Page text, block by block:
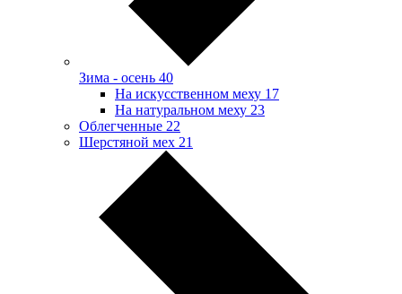
Зима - осень 40
На искусственном меху 17
На натуральном меху 23
Облегченные 22
Шерстяной мех 21